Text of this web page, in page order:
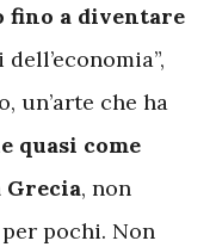
fino a diventare
un’arte che ha
quasi come
Grecia, non
pochi. Non